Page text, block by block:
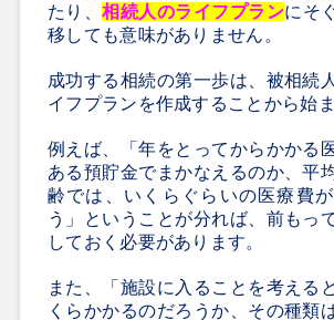
たり、相続人のライフプランにそ
移しても意味がありません。
成功する相続の第一歩は、被相続
イフプランを作成することから始ま
例えば、「年をとってからかかる
ある預貯金でまかなえるのか、平
齢では、いくらぐらいの医療費
う」ということが分れば、前もっ
しておく必要があります。
また、「施設に入ることを考える
くらかかるのだろうか、その種類